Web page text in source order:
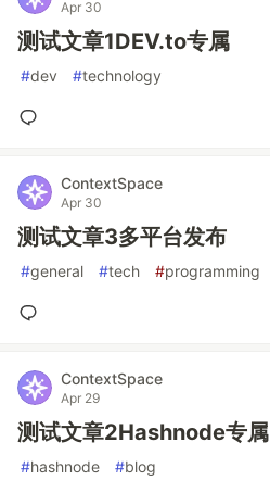
Apr 30
测试文章1DEV.to专属
#dev #technology
ContextSpace
Apr 30
测试文章3多平台发布
#general #tech #programming
ContextSpace
Apr 29
测试文章2Hashnode专属
#hashnode #blog